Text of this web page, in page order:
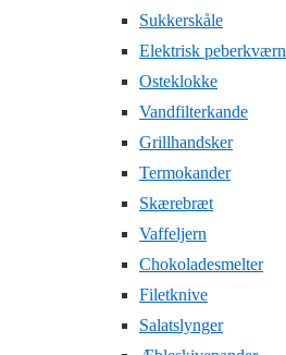
Sukkerskåle
Elektrisk peberkværn
Osteklokke
Vandfilterkande
Grillhandsker
Termokander
Skærebræt
Vaffeljern
Chokoladesmelter
Filetknive
Salatslynger